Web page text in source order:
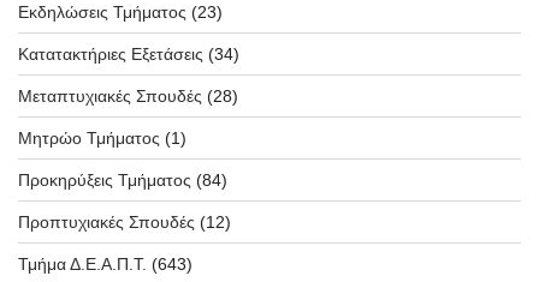
Εκδηλώσεις Τμήματος (23)
Κατατακτήριες Εξετάσεις (34)
Μεταπτυχιακές Σπουδές (28)
Μητρώο Τμήματος (1)
Προκηρύξεις Τμήματος (84)
Προπτυχιακές Σπουδές (12)
Τμήμα Δ.Ε.Α.Π.Τ. (643)